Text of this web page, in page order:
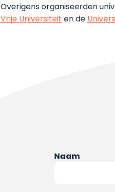
Overigens organiseerden
Vrije Universiteit en de
Naam